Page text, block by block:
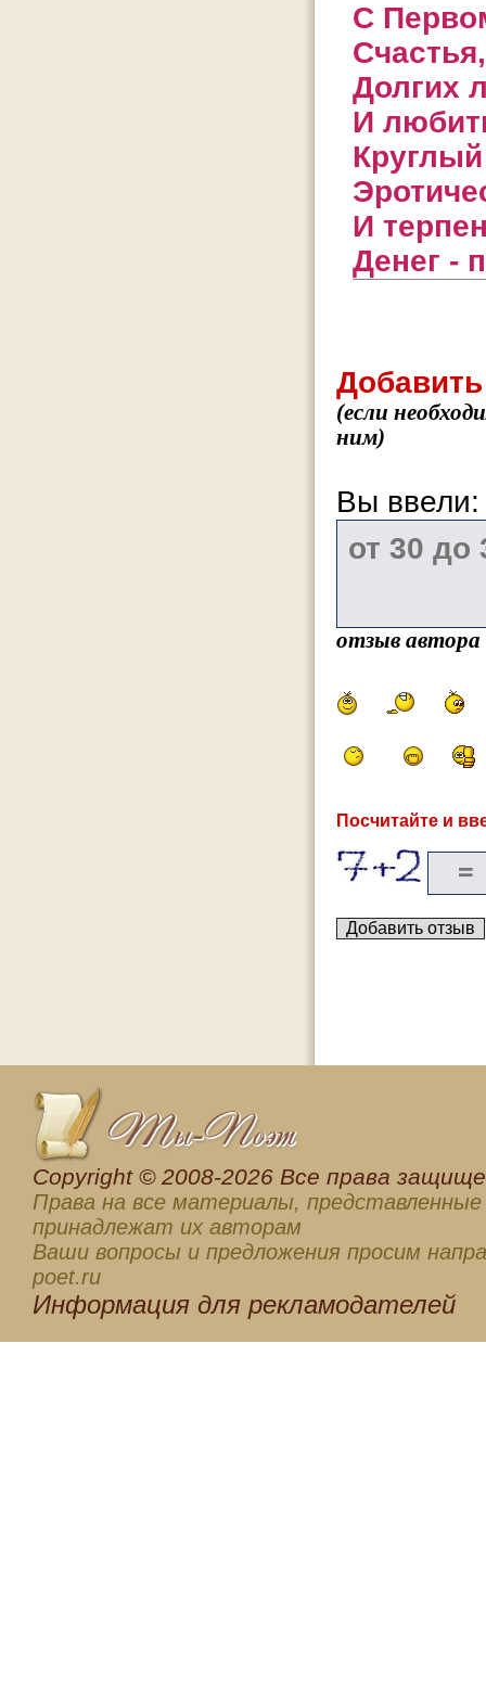
С
Долгих
И
И
Денег -
(если
ним)
Вы
отзыв
Посчитайте и
Сopyright © 2008-2026 Все права
Права на все материалы, представленные
принадлежат их авторам
Ваши вопросы и предложения просим
poet.ru
Информация для рекламодателей